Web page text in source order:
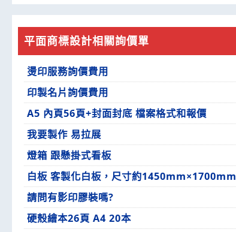
平面商標設計相關詢價單
燙印服務詢價費用
印製名片詢價費用
A5 內頁56頁+封面封底 檔案格式和報價
我要製作 易拉展
燈箱 跟懸掛式看板
白板 客製化白板，尺寸約1450mm×1700mm
請問有影印膠裝嗎?
硬殼繪本26頁 A4 20本